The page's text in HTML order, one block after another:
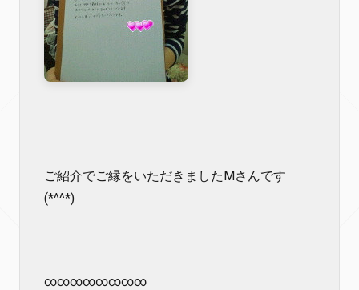
ご紹介でご縁をいただきましたMさんです
(*^^*)
∞∞∞∞∞∞∞∞